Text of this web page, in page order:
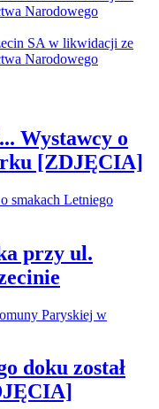
Wystawcy o
[ZDJĘCIA]
przy ul.
doku został